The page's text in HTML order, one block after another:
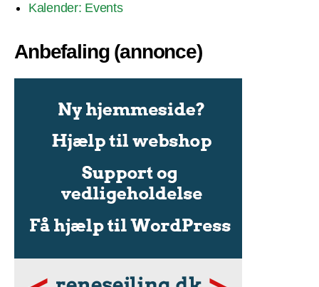
Kalender: Events
Anbefaling (annonce)